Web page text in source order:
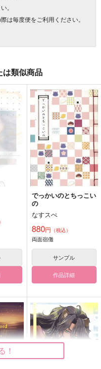
。
は毎度便をご利用ください。
は類似商品
でっかいのとちっこい
の
なすスぺ
880円 （税込）
両面宿儺
サンプル
作品詳細
！